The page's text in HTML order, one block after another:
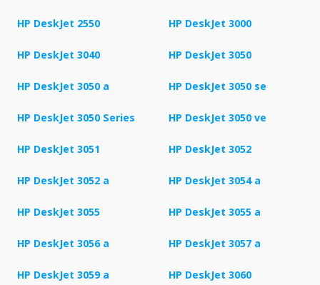
HP DeskJet 2550 HP DeskJet 3000
HP DeskJet 3040 HP DeskJet 3050
HP DeskJet 3050 a HP DeskJet 3050 se
HP DeskJet 3050 Series HP DeskJet 3050 ve
HP DeskJet 3051 HP DeskJet 3052
HP DeskJet 3052 a HP DeskJet 3054 a
HP DeskJet 3055 HP DeskJet 3055 a
HP DeskJet 3056 a HP DeskJet 3057 a
HP DeskJet 3059 a HP DeskJet 3060